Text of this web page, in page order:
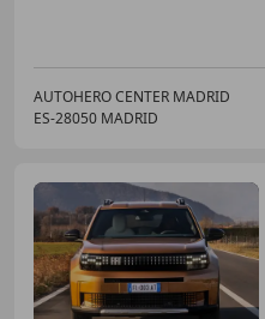
AUTOHERO CENTER MADRID
ES-28050 MADRID